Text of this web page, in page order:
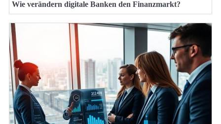
Wie verändern digitale Banken den Finanzmarkt?